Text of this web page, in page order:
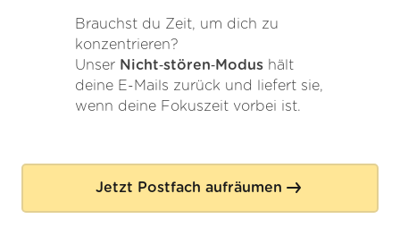
Brauchst du Zeit, um dich zu
konzentrieren?
Unser Nicht‑stören‑Modus hält
deine E-Mails zurück und liefert sie,
wenn deine Fokuszeit vorbei ist.
Jetzt Postfach aufräumen